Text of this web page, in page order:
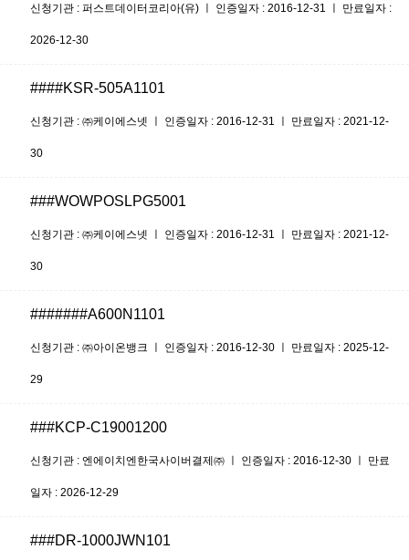
신청기관 : 퍼스트데이터코리아(유) ㅣ 인증일자 : 2016-12-31 ㅣ 만료일자 :
2026-12-30
####KSR-505A1101
신청기관 : ㈜케이에스넷 ㅣ 인증일자 : 2016-12-31 ㅣ 만료일자 : 2021-12-
30
###WOWPOSLPG5001
신청기관 : ㈜케이에스넷 ㅣ 인증일자 : 2016-12-31 ㅣ 만료일자 : 2021-12-
30
#######A600N1101
신청기관 : ㈜아이온뱅크 ㅣ 인증일자 : 2016-12-30 ㅣ 만료일자 : 2025-12-
29
###KCP-C19001200
신청기관 : 엔에이치엔한국사이버결제㈜ ㅣ 인증일자 : 2016-12-30 ㅣ 만료
일자 : 2026-12-29
###DR-1000JWN101